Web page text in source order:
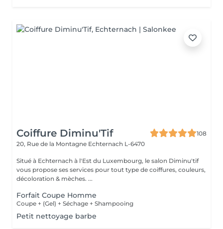
Coiffure Diminu'Tif
108
20, Rue de la Montagne Echternach L-6470
Situé à Echternach à l'Est du Luxembourg, le salon Diminu'tif
vous propose ses services pour tout type de coiffures, couleurs,
décoloration & mèches. ...
Forfait Coupe Homme
Coupe + (Gel) + Séchage + Shampooing
Petit nettoyage barbe